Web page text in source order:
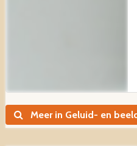
Meer in Geluid- en